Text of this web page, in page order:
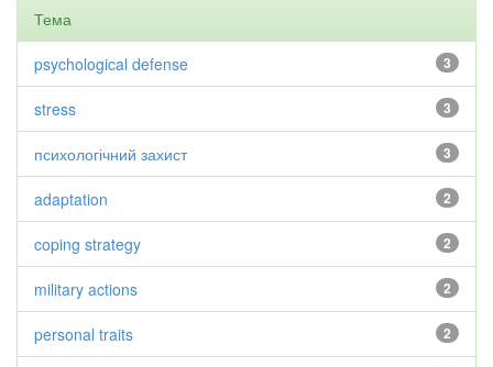
Тема
3
psychological defense
3
stress
3
психологічний захист
2
adaptation
2
coping strategy
2
military actions
2
personal traits